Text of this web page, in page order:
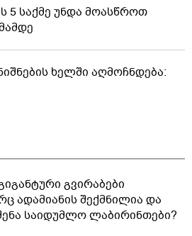
5 საქმე უნდა მოასწროთ
ხელში აღმოჩნდება:
გვირაბები
ადამიანის შექმნილია და
საიდუმლო ლაბირინთები?